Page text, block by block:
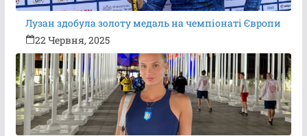
Лузан здобула золоту медаль на чемпіонаті Європи
22 Червня, 2025